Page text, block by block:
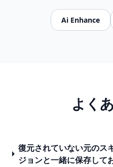
Ai Enhance
よく
復元されていない元のス
ジョンと一緒に保存して